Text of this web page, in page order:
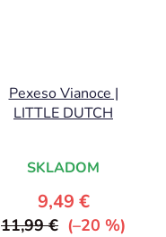
Pexeso Vianoce |
LITTLE DUTCH
SKLADOM
9,49 €
11,99 € (–20 %)